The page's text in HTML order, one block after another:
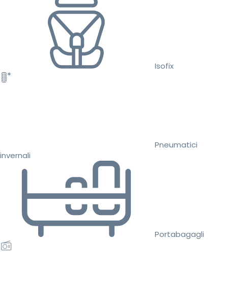
Isofix
Pneumatici
invernali
Portabagagli